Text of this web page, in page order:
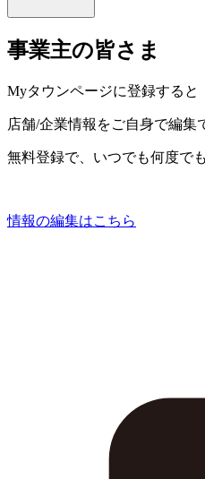
事業主の皆さま
Myタウンページに登録すると
店舗/企業情報をご自身で編集
無料登録で、いつでも何度で
情報の編集はこちら